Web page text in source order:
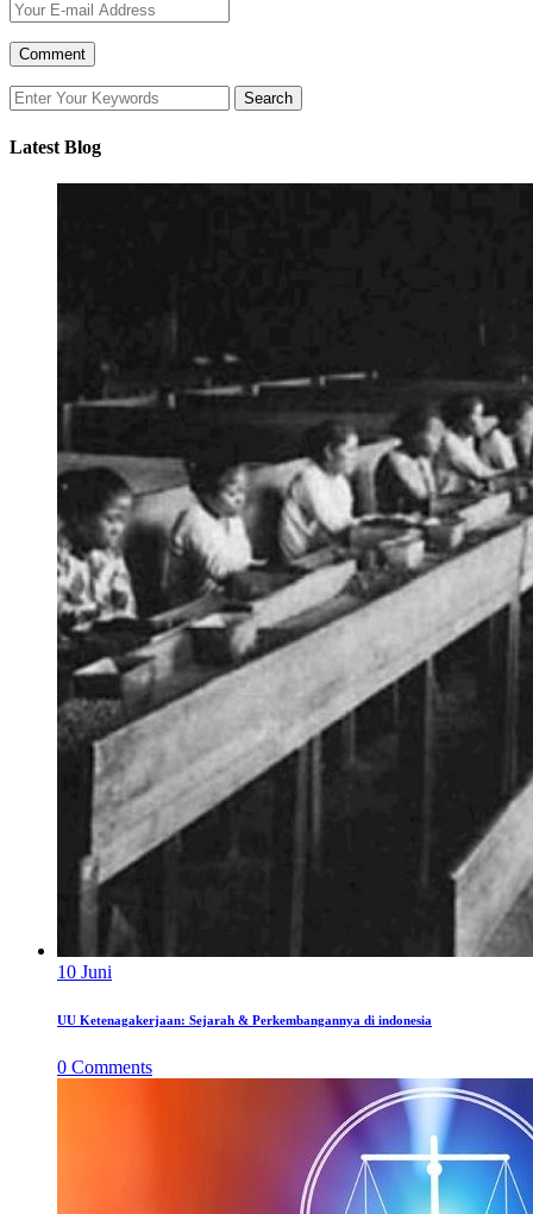
Latest Blog
10 Juni
UU Ketenagakerjaan: Sejarah & Perkembangannya di indonesia
0 Comments